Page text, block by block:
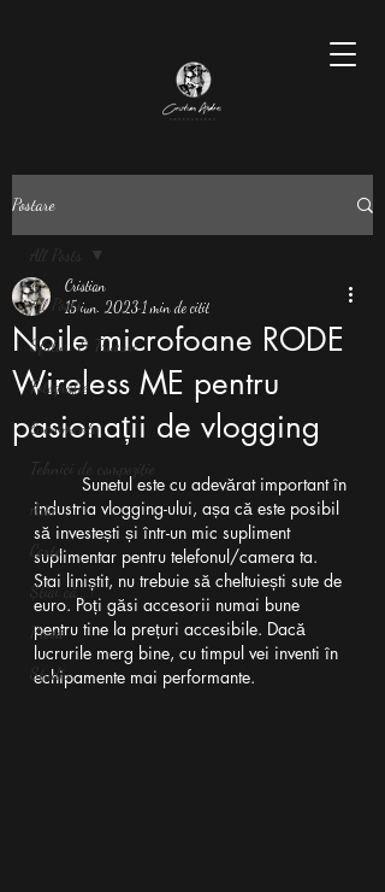
Postare
All Posts
Sfaturi & Trucuri
Fotografie
Evenimente
Tehnici de compoziție
Artă
Carte
Știai că...?
Presă
Studiu
All Posts
Noile microfoane RODE
Wireless ME pentru
pasionații de vlogging
Cristian
15 iun. 2023 1 min de citit
Sunetul este cu adevărat important în
industria vlogging-ului, așa că este posibil
să investești și într-un mic supliment
suplimentar pentru telefonul/camera ta.
Stai liniștit, nu trebuie să cheltuiești sute de
euro. Poți găsi accesorii numai bune
pentru tine la prețuri accesibile. Dacă
lucrurile merg bine, cu timpul vei inventi în
echipamente mai performante.